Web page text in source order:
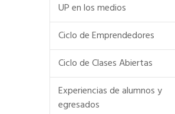
UP en los medios
Ciclo de Emprendedores
Ciclo de Clases Abiertas
Experiencias de alumnos y
egresados